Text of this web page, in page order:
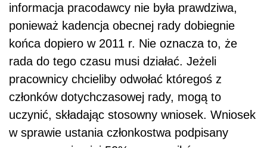
informacja pracodawcy nie była prawdziwa,
ponieważ kadencja obecnej rady dobiegnie
końca dopiero w 2011 r. Nie oznacza to, że
rada do tego czasu musi działać. Jeżeli
pracownicy chcieliby odwołać któregoś z
członków dotychczasowej rady, mogą to
uczynić, składając stosowny wniosek. Wniosek
w sprawie ustania członkostwa podpisany